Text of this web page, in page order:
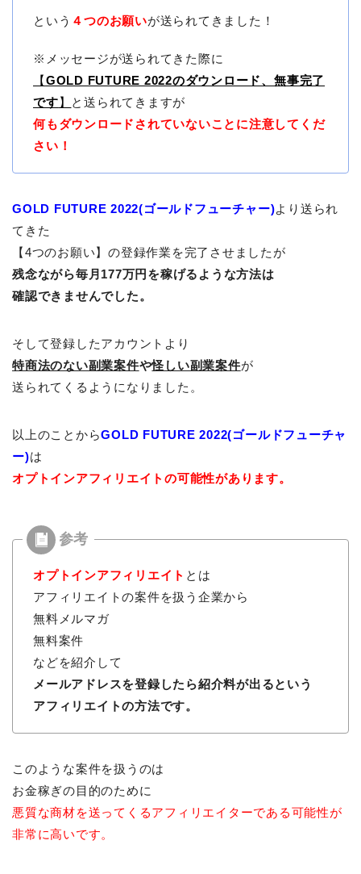
という ４つのお願いが送られてきました！
※メッセージが送られてきた際に
【GOLD FUTURE 2022のダウンロード、無事完了
です】
と送られてきますが
何もダウンロードされていないことに注意してくだ
さい！
GOLD FUTURE 2022(ゴールドフューチャー)より送られ
てきた
【4つのお願い】の登録作業を完了させましたが
残念ながら毎月177万円を稼げるような方法は
確認できませんでした。
そして登録したアカウントより
特商法のない副業案件や怪しい副業案件が
送られてくるようになりました。
以上のことからGOLD FUTURE 2022(ゴールドフューチャ
ー)は
オプトインアフィリエイトの可能性があります。
オプトインアフィリエイト とは
アフィリエイトの案件を扱う企業から
無料メルマガ
無料案件
などを紹介して
メールアドレスを登録したら紹介料が出るという
アフィリエイトの方法です。
このような案件を扱うのは
お金稼ぎの目的のために
悪質な商材を送ってくるアフィリエイターである可能性が
非常に高いです。